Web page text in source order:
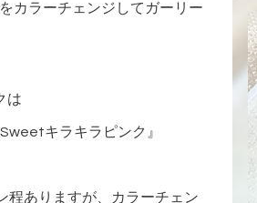
カラーチェンジしてガーリー
は
キラキラピンク』
ありますが、カラーチェン